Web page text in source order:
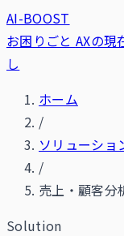
AI-BOOST
お困りごと AXの現
し
ホーム
/
ソリューショ
/
売上・顧客分
Solution